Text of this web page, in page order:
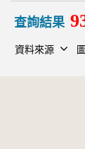
查詢結果
資料來源